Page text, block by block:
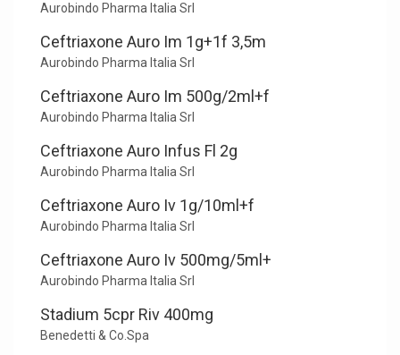
Aurobindo Pharma Italia Srl
Ceftriaxone Auro Im 1g+1f 3,5m
Aurobindo Pharma Italia Srl
Ceftriaxone Auro Im 500g/2ml+f
Aurobindo Pharma Italia Srl
Ceftriaxone Auro Infus Fl 2g
Aurobindo Pharma Italia Srl
Ceftriaxone Auro Iv 1g/10ml+f
Aurobindo Pharma Italia Srl
Ceftriaxone Auro Iv 500mg/5ml+
Aurobindo Pharma Italia Srl
Stadium 5cpr Riv 400mg
Benedetti & Co.Spa